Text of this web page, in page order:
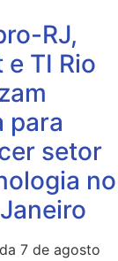
RJ,
e TI Rio
para
setor
no
7 de agosto